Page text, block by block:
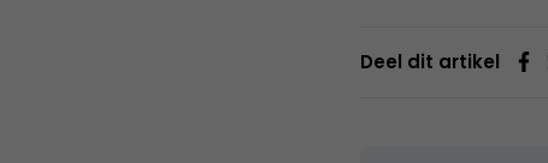
Deel dit artikel